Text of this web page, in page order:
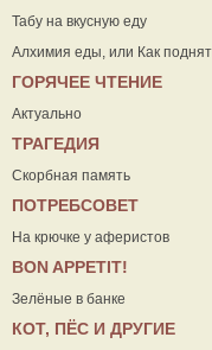
Табу на вкусную еду
Алхимия еды, или Как
ГОРЯЧЕЕ ЧТЕНИЕ
Актуально
ТРАГЕДИЯ
Скорбная память
ПОТРЕБСОВЕТ
На крючке у аферистов
ВON APPETIT!
Зелёные в банке
КОТ, ПЁС И ДРУГИЕ